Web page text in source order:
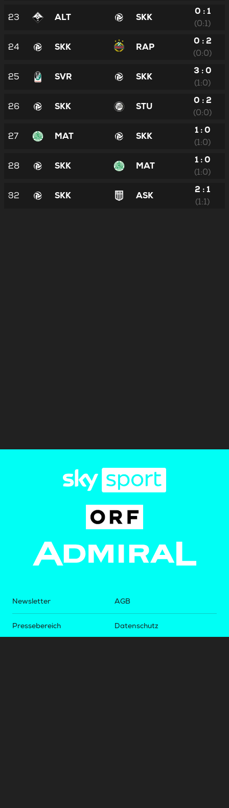
23 ALT SKK
0 : 1
(0:1)
24 SKK RAP
0 : 2
(0:0)
25 SVR SKK
3 : 0
(1:0)
26 SKK STU
0 : 2
(0:0)
27 MAT SKK
1 : 0
(1:0)
28 SKK MAT
1 : 0
(1:0)
32 SKK ASK
2 : 1
(1:1)
Newsletter
Pressebereich
AGB
Datenschutz